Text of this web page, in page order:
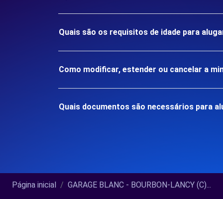
Quais são os requisitos de idade para
Como modificar, estender ou cancelar a
Quais documentos são necessários para
Página inicial GARAGE BLANC - BOURBON-LANCY (C)...